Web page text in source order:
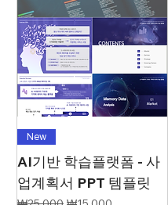
New
AI기반 학습플랫폼 - 사
업계획서 PPT 템플릿